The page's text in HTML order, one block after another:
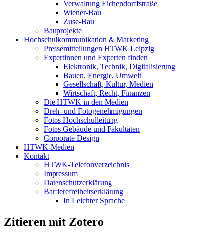
Verwaltung Eichendorffstraße
Wiener-Bau
Zuse-Bau
Bauprojekte
Hochschulkommunikation & Marketing
Pressemitteilungen HTWK Leipzig
Expertinnen und Experten finden
Elektronik, Technik, Digitalisierung
Bauen, Energie, Umwelt
Gesellschaft, Kultur, Medien
Wirtschaft, Recht, Finanzen
Die HTWK in den Medien
Dreh- und Fotogenehmigungen
Fotos Hochschulleitung
Fotos Gebäude und Fakultäten
Corporate Design
HTWK-Medien
Kontakt
HTWK-Telefonverzeichnis
Impressum
Datenschutzerklärung
Barrierefreiheitserklärung
In Leichter Sprache
Zitieren mit Zotero